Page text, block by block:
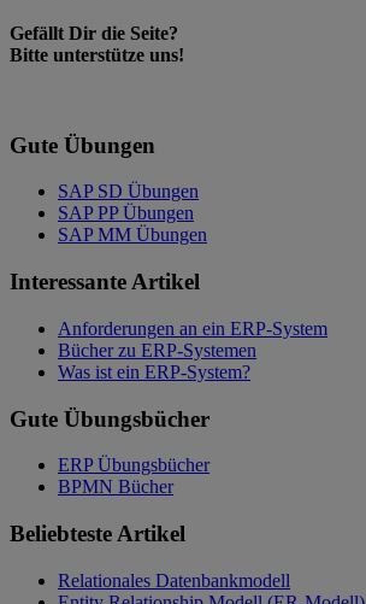
Gefällt Dir die Seite?
Bitte unterstütze uns!
Gute Übungen
SAP SD Übungen
SAP PP Übungen
SAP MM Übungen
Interessante Artikel
Anforderungen an ein ERP-System
Bücher zu ERP-Systemen
Was ist ein ERP-System?
Gute Übungsbücher
ERP Übungsbücher
BPMN Bücher
Beliebteste Artikel
Relationales Datenbankmodell